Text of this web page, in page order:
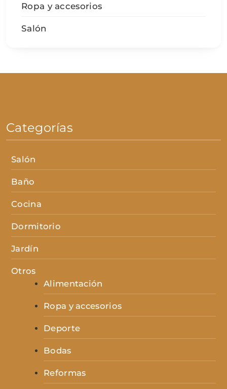
Ropa y accesorios
Salón
Categorías
Salón
Baño
Cocina
Dormitorio
Jardín
Otros
Alimentación
Ropa y accesorios
Deporte
Bodas
Reformas